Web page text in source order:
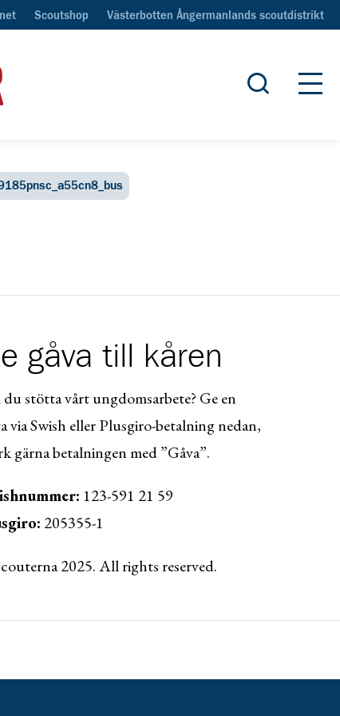
Scoutshop Västerbotten Ångermanlands scoutdistrikt
Öppna
gåva till kåren
stötta vårt ungdomsarbete? Ge en
via Swish eller Plusgiro-betalning nedan,
gärna betalningen med ”Gåva”.
123-591 21 59
205355-1
2025. All rights reserved.